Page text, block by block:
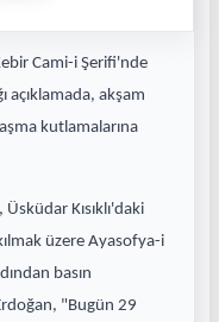
Cami-i Şerifi'nde
açıklamada, akşam
kutlamalarına
Kısıklı'daki
üzere Ayasofya-i
basın
"Bugün 29